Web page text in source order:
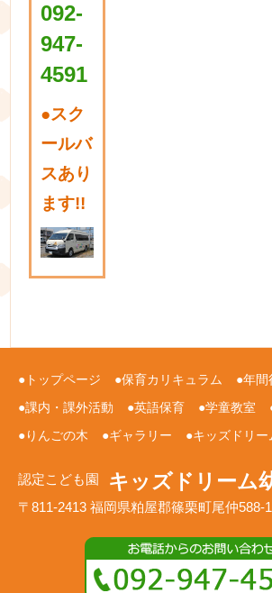
092-
947-
4591
●スク
ールバ
スあり
ます!!
トップページ 保育カリキュラム
年間
課内・課外活動
英語保育 学童教室
りんごの木
ギャラリー キッズドリー
認定こども園 キッズドリーム
〒811-2413 福岡県粕屋郡篠栗町尾仲588-1